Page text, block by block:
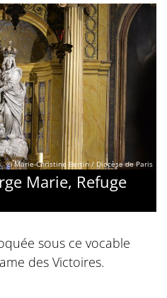
© Marie-Christine Bertin / Diocèse de Paris
Marie, Refuge
sous ce vocable
des Victoires.